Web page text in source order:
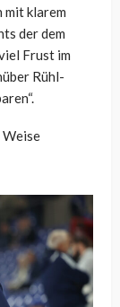
mit klarem
der dem
Frust im
Rühl-
Weise